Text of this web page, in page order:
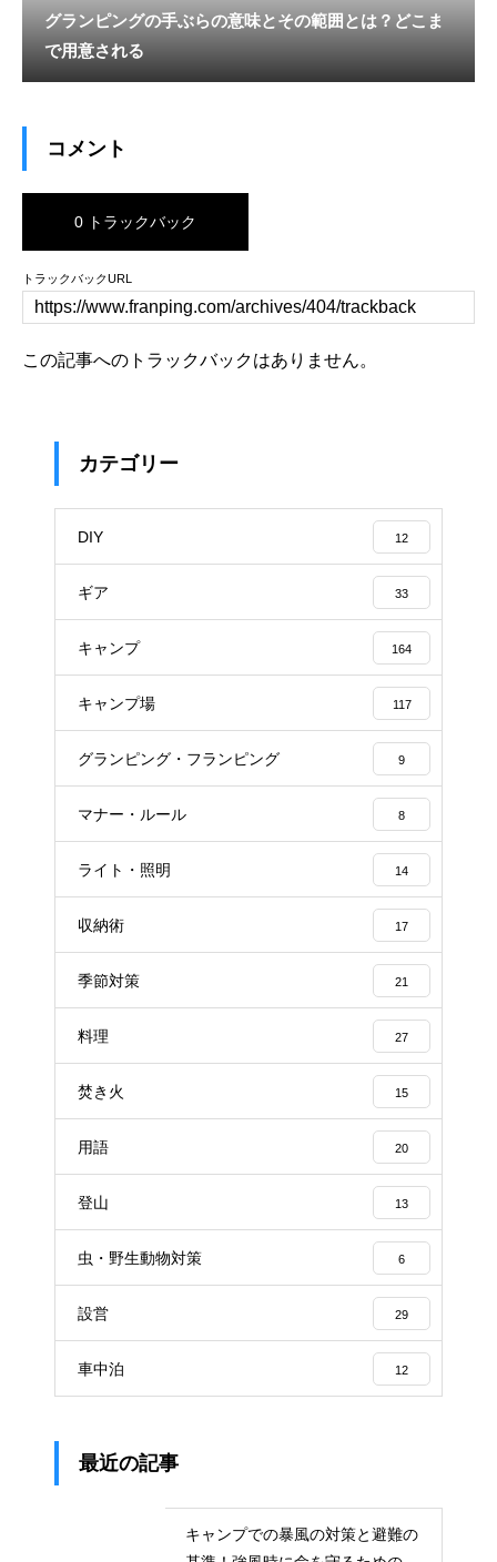
グランピングの手ぶらの意味とその範囲とは？どこま
で用意される
コメント
0 トラックバック
トラックバックURL
この記事へのトラックバックはありません。
カテゴリー
DIY 12
ギア 33
キャンプ 164
キャンプ場 117
グランピング・フランピング 9
マナー・ルール 8
ライト・照明 14
収納術 17
季節対策 21
料理 27
焚き火 15
用語 20
登山 13
虫・野生動物対策 6
設営 29
車中泊 12
最近の記事
キャンプでの暴風の対策と避難の